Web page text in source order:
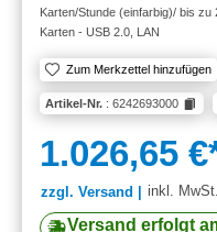
Karten/Stunde (einfarbig)/ bis
Karten - USB 2.0, LAN
Zum Merkzettel hinzufügen
Artikel-Nr. : 6242693000
1.026,65
zzgl. Versand | inkl. MwSt.
Versand erfolgt